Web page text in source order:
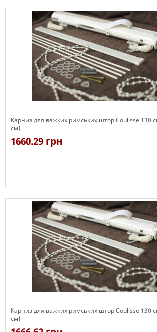
Карниз для важких римських штор Coulisse 130
см)
1660.29 грн
Карниз для важких римських штор Coulisse 130
см)